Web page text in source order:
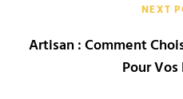
NEXT
Artisan : Comment
Pour